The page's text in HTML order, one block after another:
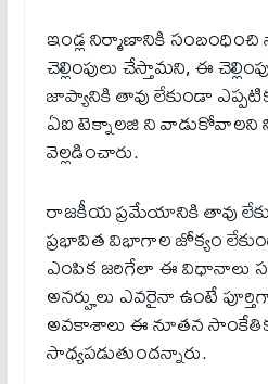
ఇండ్ల నిర్మాణానికి సంబంధించి
చెల్లింపులు చేస్తామని, ఈ
జాప్యానికి తావు లేకుండా
ఏ‌ఐ టెక్నాలజి ని వాడుకోవాలని
వెల్లడించారు.
రాజ‌కీయ ప్రమేయానికి తావు
ప్ర‌భావిత విభాగాల జోక్యం
ఎంపిక జ‌రిగేలా ఈ విధానాలు
అన‌ర్హులు ఎవ‌రైనా ఉంటే
అవ‌కాశాలు ఈ నూత‌న
సాధ్య‌ప‌డుతుంద‌న్నారు.